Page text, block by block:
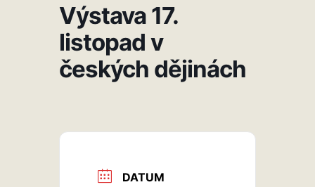
Výstava 17.
listopad v
českých dějinách
DATUM